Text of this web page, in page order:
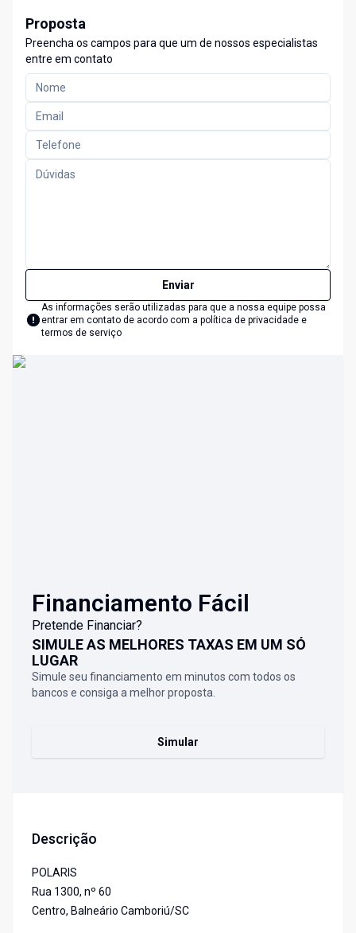
Proposta
Preencha os campos para que um de nossos especialistas
entre em contato
Enviar
As informações serão utilizadas para que a nossa equipe possa
entrar em contato de acordo com a política de privacidade e
termos de serviço
Financiamento Fácil
Pretende Financiar?
SIMULE AS MELHORES TAXAS EM UM SÓ
LUGAR
Simule seu financiamento em minutos com todos os
bancos e consiga a melhor proposta.
Simular
Descrição
POLARIS
Rua 1300, nº 60
Centro, Balneário Camboriú/SC